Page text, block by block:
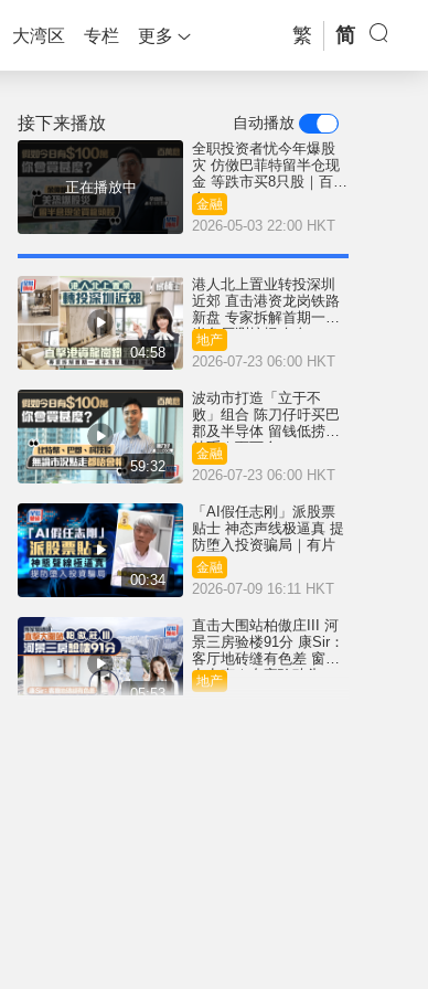
大湾区 专栏 更多 繁 简
接下来播放 自动播放
正在播放中
全职投资者忧今年爆股
灾 仿傚巴菲特留半仓现
金 等跌市买8只股｜百万
仓
金融
2026-05-03 22:00 HKT
04:58
港人北上置业转投深圳
近郊 直击港资龙岗铁路
新盘 专家拆解首期一成
半免压测按揭攻略
地产
2026-07-23 06:00 HKT
59:32
波动市打造「立于不
败」组合 陈刀仔吁买巴
郡及半导体 留钱低捞比
特币｜百万仓
金融
2026-07-23 06:00 HKT
00:34
「AI假任志刚」派股票
贴士 神态声线极逼真 提
防堕入投资骗局｜有片
金融
2026-07-09 16:11 HKT
05:53
直击大围站柏傲庄III 河
景三房验楼91分 康Sir：
客厅地砖缝有色差 窗门
卡卡声｜专家验砖头
地产